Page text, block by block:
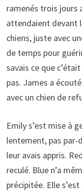
ramenés trois jours
attendaient devant
chiens, juste avec
de temps pour
savais ce que
pas. James a
avec un chien de
Emily s’est mise à
lentement, pas par-
leur avais appris.
reculé. Blue n’a
précipitée. Elle